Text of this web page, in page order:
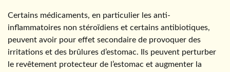
Certains médicaments, en particulier les anti-
inflammatoires non stéroïdiens et certains antibiotiques,
peuvent avoir pour effet secondaire de provoquer des
irritations et des brûlures d’estomac. Ils peuvent perturber
le revêtement protecteur de l’estomac et augmenter la